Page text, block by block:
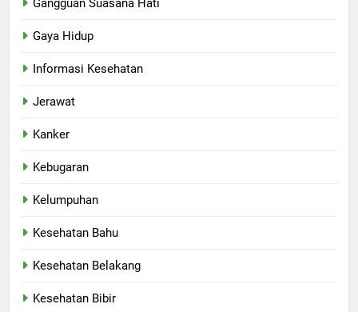
Gaya Hidup
Informasi Kesehatan
Jerawat
Kanker
Kebugaran
Kelumpuhan
Kesehatan Bahu
Kesehatan Belakang
Kesehatan Bibir